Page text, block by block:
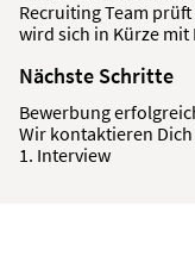
Recruiting Team
wird sich in Kürze
Nächste Schritte
Bewerbung
Wir kontaktieren
1. Interview